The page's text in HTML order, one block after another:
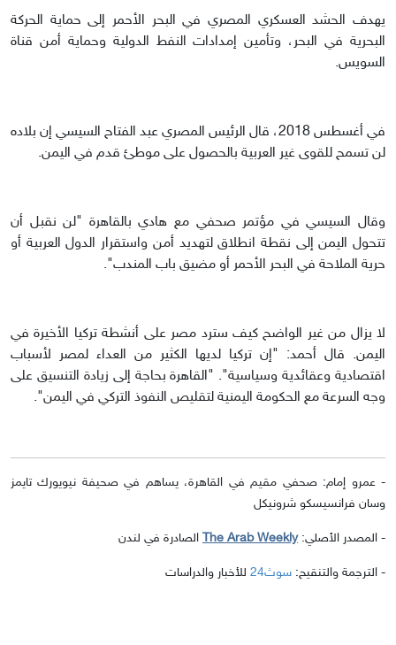
يهدف الحشد العسكري المصري في البحر الأحمر إلى حماية الحركة
البحرية في البحر، وتأمين إمدادات النفط الدولية وحماية أمن قناة
السويس.
في أغسطس 2018، قال الرئيس المصري عبد الفتاح السيسي إن بلاده
لن تسمح للقوى غير العربية بالحصول على موطئ قدم في اليمن.
وقال السيسي في مؤتمر صحفي مع هادي بالقاهرة "لن نقبل أن
تتحول اليمن إلى نقطة انطلاق لتهديد أمن واستقرار الدول العربية أو
حرية الملاحة في البحر الأحمر أو مضيق باب المندب".
لا يزال من غير الواضح كيف سترد مصر على أنشطة تركيا الأخيرة في
اليمن. قال أحمد: "إن تركيا لديها الكثير من العداء لمصر لأسباب
اقتصادية وعقائدية وسياسية". "القاهرة بحاجة إلى زيادة التنسيق على
وجه السرعة مع الحكومة اليمنية لتقليص النفوذ التركي في اليمن".
- عمرو إمام: صحفي مقيم في القاهرة، يساهم في صحيفة نيويورك تايمز
وسان فرانسيسكو شرونيكل
- المصدر الأصلي:The Arab Weekly الصادرة في لندن
- الترجمة والتنقيح: سوث24 للأخبار والدراسات